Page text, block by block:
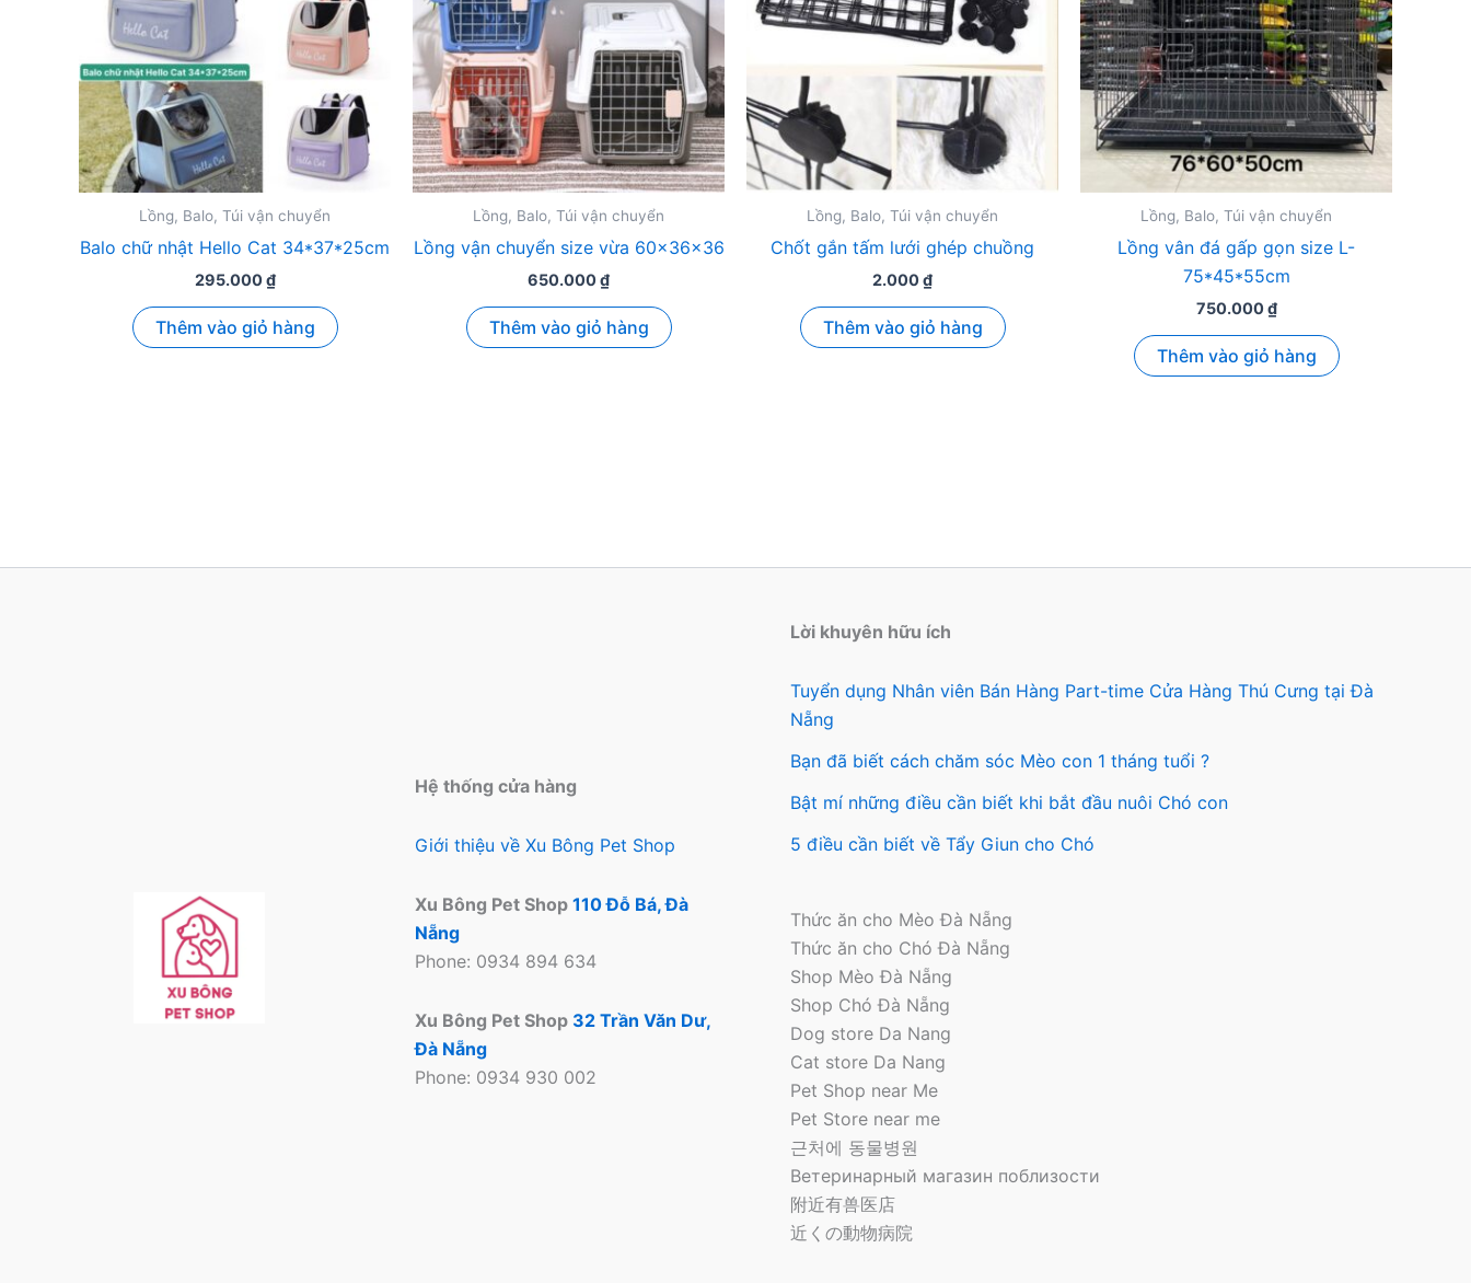
Lồng, Balo, Túi vận chuyển
Balo chữ nhật Hello Cat 34*37*25cm
295.000₫
Thêm vào giỏ hàng
Lồng, Balo, Túi vận chuyển
Lồng vận chuyển size vừa 60x36x36
650.000₫
Thêm vào giỏ hàng
Lồng, Balo, Túi vận chuyển
Chốt gắn tấm lưới ghép chuồng
2.000₫
Thêm vào giỏ hàng
Lồng, Balo, Túi vận chuyển
Lồng vân đá gấp gọn size L-
75*45*55cm
750.000₫
Thêm vào giỏ hàng
Hệ thống cửa hàng
Giới thiệu về Xu Bông Pet Shop
Xu Bông Pet Shop 110 Đỗ Bá, Đà
Nẵng
Phone: 0934 894 634
Xu Bông Pet Shop 32 Trần Văn Dư,
Đà Nẵng
Phone: 0934 930 002
Lời khuyên hữu ích
Tuyển dụng Nhân viên Bán Hàng Part-time Cửa Hàng Thú Cưng tại Đà
Nẵng
Bạn đã biết cách chăm sóc Mèo con 1 tháng tuổi ?
Bật mí những điều cần biết khi bắt đầu nuôi Chó con
5 điều cần biết về Tẩy Giun cho Chó
Thức ăn cho Mèo Đà Nẵng
Thức ăn cho Chó Đà Nẵng
Shop Mèo Đà Nẵng
Shop Chó Đà Nẵng
Dog store Da Nang
Cat store Da Nang
Pet Shop near Me
Pet Store near me
근처에 동물병원
Ветеринарный магазин поблизости
附近有兽医店
近くの動物病院